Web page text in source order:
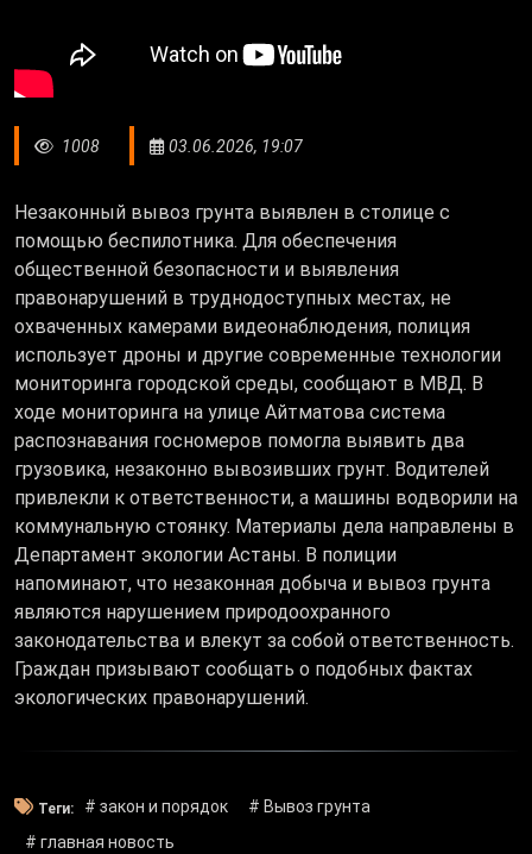
1008 03.06.2026, 19:07
Незаконный вывоз грунта выявлен в столице с
помощью беспилотника. Для обеспечения
общественной безопасности и выявления
правонарушений в труднодоступных местах, не
охваченных камерами видеонаблюдения, полиция
использует дроны и другие современные технологии
мониторинга городской среды, сообщают в МВД. В
ходе мониторинга на улице Айтматова система
распознавания госномеров помогла выявить два
грузовика, незаконно вывозивших грунт. Водителей
привлекли к ответственности, а машины водворили на
коммунальную стоянку. Материалы дела направлены в
Департамент экологии Астаны. В полиции
напоминают, что незаконная добыча и вывоз грунта
являются нарушением природоохранного
законодательства и влекут за собой ответственность.
Граждан призывают сообщать о подобных фактах
экологических правонарушений.
Теги: # закон и порядок
# Вывоз грунта
# главная новость